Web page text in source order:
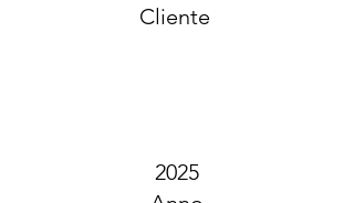
Cliente
2025